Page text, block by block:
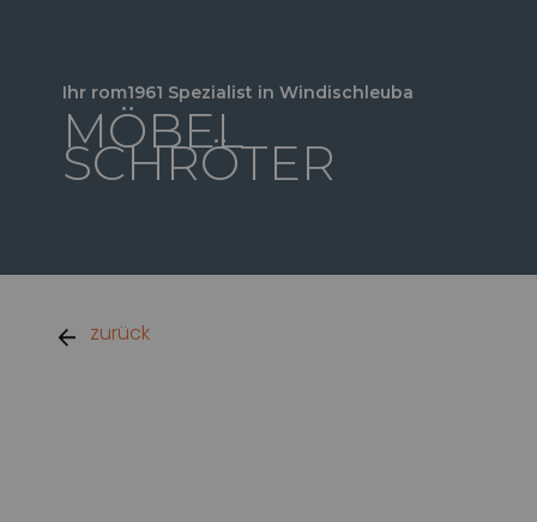
Ihr rom1961 Spezialist in Windischleuba
MÖBEL
SCHRÖTER
zurück